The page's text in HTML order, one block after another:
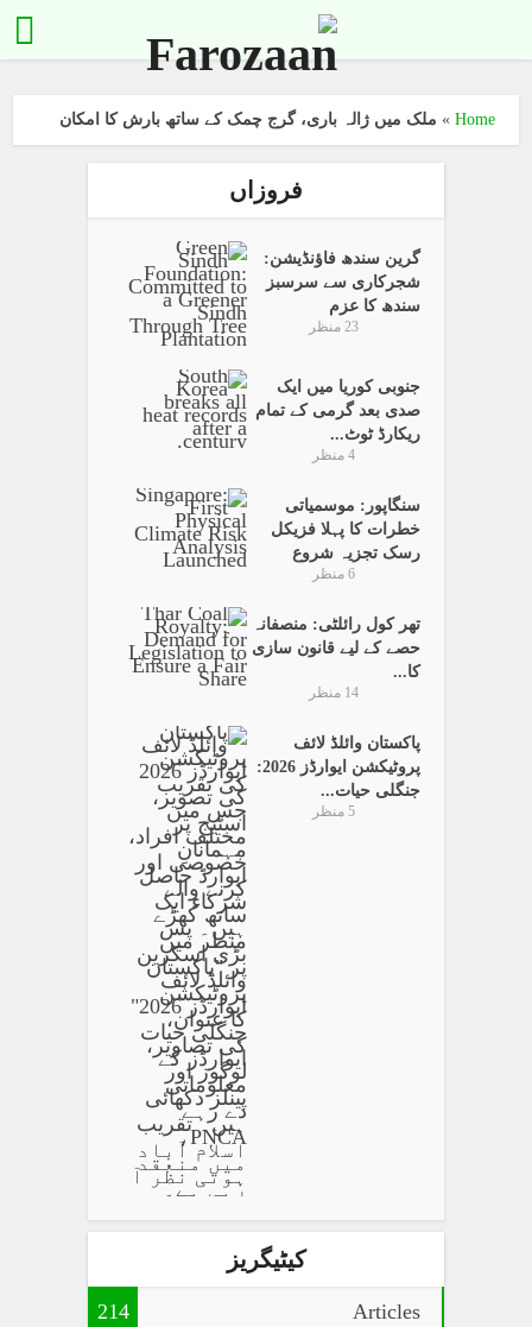
Home
» ملک میں ژالہ باری، گرج چمک کے ساتھ بارش کا امکان
فروزاں
گرین سندھ فاؤنڈیشن:
شجرکاری سے سرسبز
سندھ کا عزم
23 منظر
جنوبی کوریا میں ایک
صدی بعد گرمی کے تمام
ریکارڈ ٹوٹ...
4 منظر
سنگاپور: موسمیاتی
خطرات کا پہلا فزیکل
رسک تجزیہ شروع
6 منظر
تھر کول رائلٹی: منصفانہ
حصے کے لیے قانون سازی
کا...
14 منظر
پاکستان وائلڈ لائف
پروٹیکشن ایوارڈز 2026:
جنگلی حیات...
5 منظر
کیٹیگریز
Articles
214